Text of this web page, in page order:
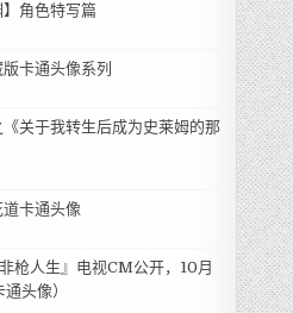
角色特写篇
版卡通头像系列
关于我转生后成为史莱姆的那
道卡通头像
枪人生』电视CM公开，10月
头像）